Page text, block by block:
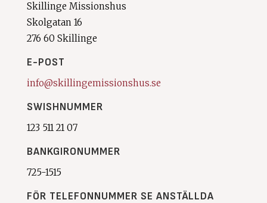
Skillinge Missionshus
Skolgatan 16
276 60 Skillinge
E-POST
info@skillingemissionshus.se
SWISHNUMMER
123 511 21 07
BANKGIRONUMMER
725-1515
FÖR TELEFONNUMMER SE ANSTÄLLDA